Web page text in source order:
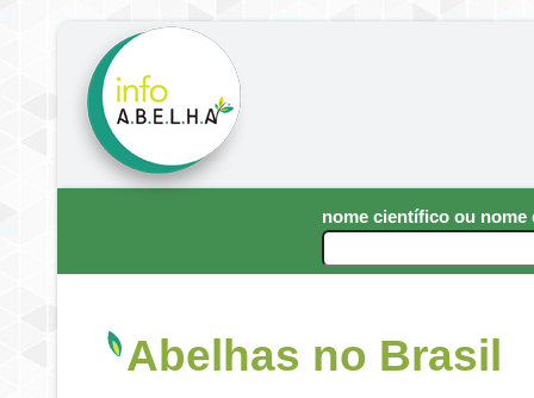
nome científico ou nome
Abelhas no Brasil